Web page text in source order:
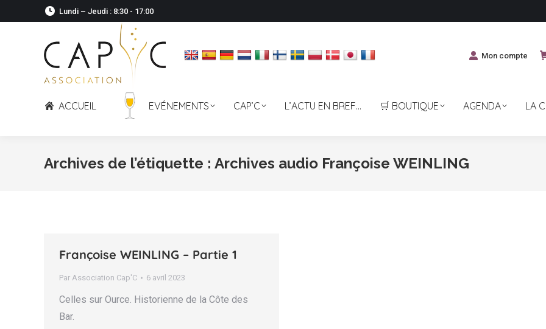
Lundi – Jeudi : 8:30 - 17:00
Mon compte
ACCUEIL EVÉNEMENTS CAP’C L’ACTU EN BREF… 🛒 BOUTIQUE AGENDA LA
Archives de l’étiquette : Archives audio Françoise WEINLING
Françoise WEINLING – Partie 1
Par Association Cap'C 6 avril 2023
Celles sur Ource. Historienne de la Côte des
Bar.